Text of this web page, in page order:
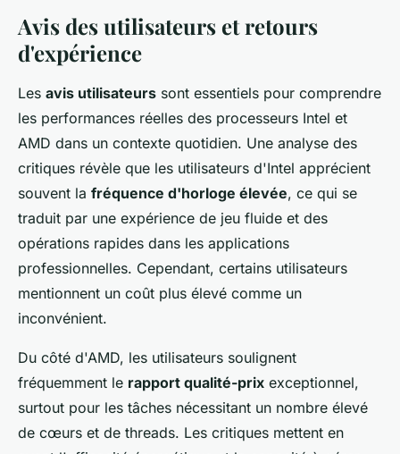
Avis des utilisateurs et retours
d'expérience
Les avis utilisateurs sont essentiels pour comprendre
les performances réelles des processeurs Intel et
AMD dans un contexte quotidien. Une analyse des
critiques révèle que les utilisateurs d'Intel apprécient
souvent la fréquence d'horloge élevée, ce qui se
traduit par une expérience de jeu fluide et des
opérations rapides dans les applications
professionnelles. Cependant, certains utilisateurs
mentionnent un coût plus élevé comme un
inconvénient.
Du côté d'AMD, les utilisateurs soulignent
fréquemment le rapport qualité-prix exceptionnel,
surtout pour les tâches nécessitant un nombre élevé
de cœurs et de threads. Les critiques mettent en